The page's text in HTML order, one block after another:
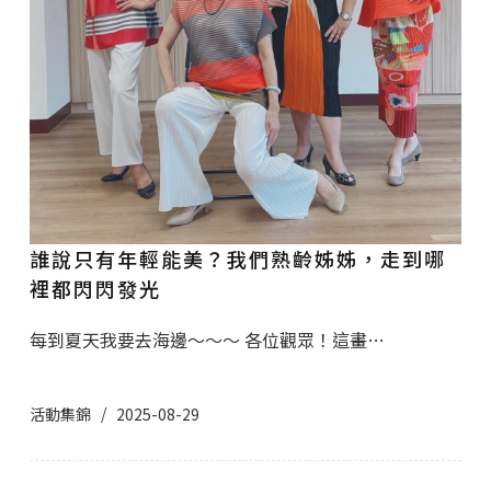
誰說只有年輕能美？我們熟齡姊姊，走到哪
裡都閃閃發光
每到夏天我要去海邊～～～ 各位觀眾！這畫…
活動集錦 2025-08-29